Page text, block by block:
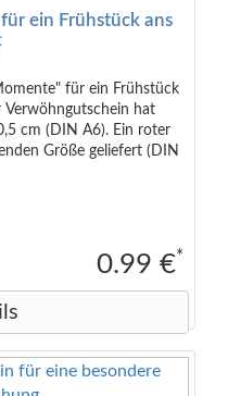
ein Frühstück ans
für ein Frühstück
Verwöhngutschein hat
cm (DIN A6). Ein roter
Größe geliefert (DIN
0.99 €*